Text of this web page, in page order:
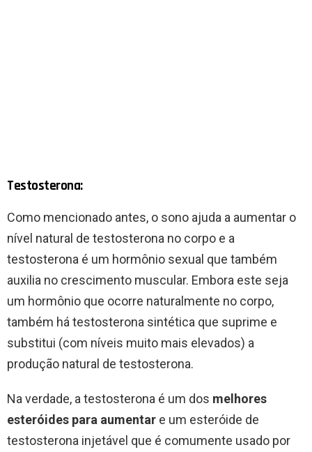
Testosterona:
Como mencionado antes, o sono ajuda a aumentar o
nível natural de testosterona no corpo e a
testosterona é um hormônio sexual que também
auxilia no crescimento muscular. Embora este seja
um hormônio que ocorre naturalmente no corpo,
também há testosterona sintética que suprime e
substitui (com níveis muito mais elevados) a
produção natural de testosterona.
Na verdade, a testosterona é um dos melhores
esteróides para aumentar e um esteróide de
testosterona injetável que é comumente usado por